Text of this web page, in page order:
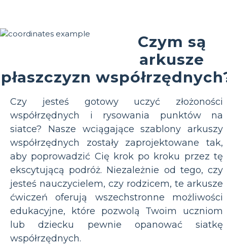
Czym są
arkusze
płaszczyzn
Czy jesteś gotowy uczyć złożoności
współrzędnych i rysowania punktów na
siatce? Nasze wciągające szablony arkuszy
współrzędnych zostały zaprojektowane tak,
aby poprowadzić Cię krok po kroku przez tę
ekscytującą podróż. Niezależnie od tego, czy
jesteś nauczycielem, czy rodzicem, te arkusze
ćwiczeń oferują wszechstronne możliwości
edukacyjne, które pozwolą Twoim uczniom
lub dziecku pewnie opanować siatkę
współrzędnych.